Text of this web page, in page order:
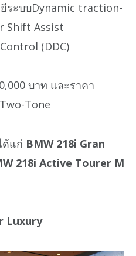
ระบบDynamic traction-
Shift Assist
(DDC)
บาท และราคา
Tone
ด้แก่ BMW 218i Gran
218i Active Tourer M
Luxury